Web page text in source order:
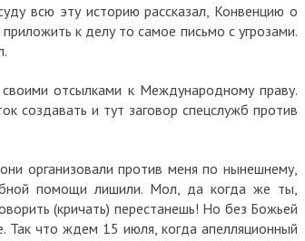
всю эту историю рассказал, Конвенцию о
к делу то самое письмо с угрозами.
отсылками к Международному праву.
создавать и тут заговор спецслужб против
организовали против меня по нынешнему,
помощи лишили. Мол, да когда же ты,
(кричать) перестанешь! Но без Божьей
Так что ждем 15 июля, когда апелляционный